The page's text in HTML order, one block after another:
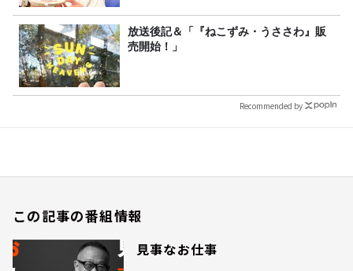
放送後記＆「『ねこずみ・うささわ』販
売開始！」
Recommended by
この記事の番組情報
見事なお仕事